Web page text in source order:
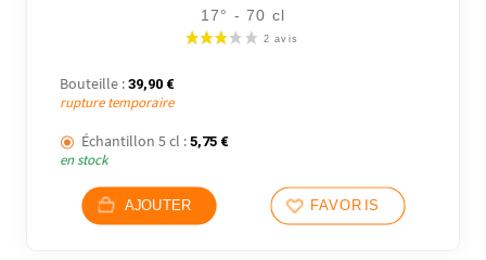
17° - 70 cl
Bouteille : 39,90 €
rupture temporaire
Échantillon 5 cl : 5,75 €
en stock
AJOUTER FAVORIS